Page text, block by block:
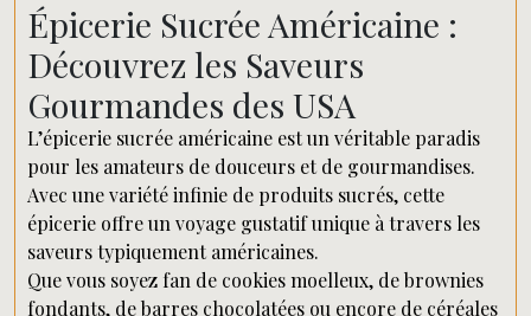
Épicerie Sucrée Américaine :
Découvrez les Saveurs
Gourmandes des USA
L’épicerie sucrée américaine est un véritable paradis
pour les amateurs de douceurs et de gourmandises.
Avec une variété infinie de produits sucrés, cette
épicerie offre un voyage gustatif unique à travers les
saveurs typiquement américaines.
Que vous soyez fan de cookies moelleux, de brownies
fondants, de barres chocolatées ou encore de céréales